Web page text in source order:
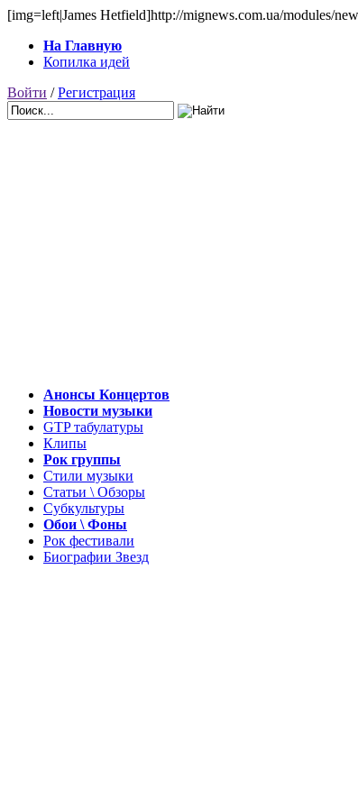
[img=left|James Hetfield]http://mignews.com.ua/modules/
На Главную
Копилка идей
Войти /Регистрация
Анонсы Концертов
Новости музыки
GTP табулатуры
Клипы
Рок группы
Стили музыки
Статьи \ Обзоры
Субкультуры
Обои \ Фоны
Рок фестивали
Биографии Звезд